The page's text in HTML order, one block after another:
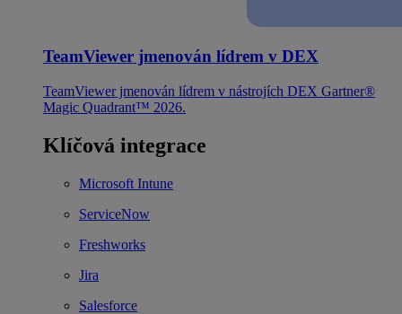
TeamViewer jmenován lídrem v DEX
TeamViewer jmenován lídrem v nástrojích DEX Gartner®
Magic Quadrant™ 2026.
Klíčová integrace
Microsoft Intune
ServiceNow
Freshworks
Jira
Salesforce